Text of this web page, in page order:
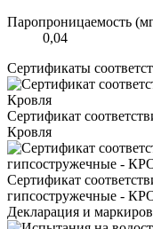
Паропроницаемость
0,04
Сертификаты
Сертификат
Кровля
Сертификат
гипсостружечные -
Декларация и